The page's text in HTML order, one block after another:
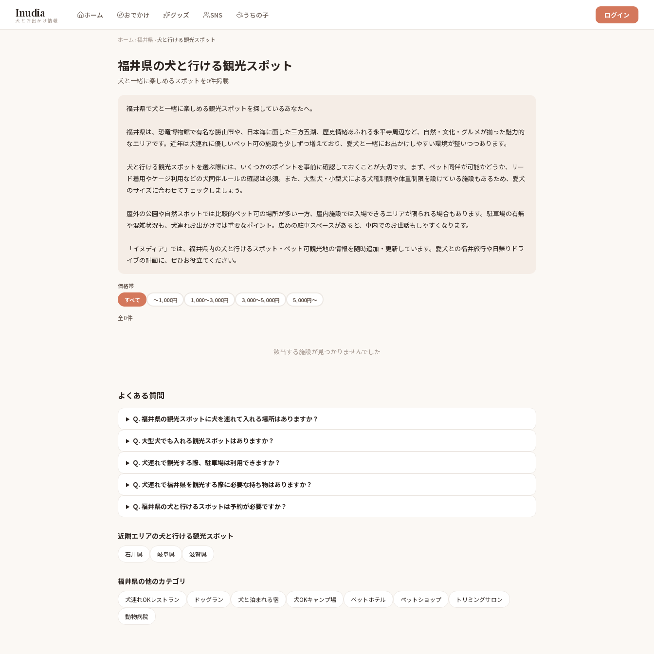
Inudia
犬とお出かけ情報
ホーム おでかけ グッズ SNS うちの子 ログイン
ホーム ›福井県›犬と行ける観光スポット
福井県の犬と行ける観光スポット
犬と一緒に楽しめるスポット を0件掲載
福井県で犬と一緒に楽しめる観光スポットを探しているあなたへ。
福井県は、恐竜博物館で有名な勝山市や、日本海に面した三方五湖、歴史情緒あふれる永平寺周辺など、自然・文化・グルメが揃った魅力的
なエリアです。近年は犬連れに優しいペット可の施設も少しずつ増えており、愛犬と一緒にお出かけしやすい環境が整いつつあります。
犬と行ける観光スポットを選ぶ際には、いくつかのポイントを事前に確認しておくことが大切です。まず、ペット同伴が可能かどうか、リー
ド着用やケージ利用などの犬同伴ルールの確認は必須。また、大型犬・小型犬による犬種制限や体重制限を設けている施設もあるため、愛犬
のサイズに合わせてチェックしましょう。
屋外の公園や自然スポットでは比較的ペット可の場所が多い一方、屋内施設では入場できるエリアが限られる場合もあります。駐車場の有無
や混雑状況も、犬連れお出かけでは重要なポイント。広めの駐車スペースがあると、車内でのお世話もしやすくなります。
「イヌディア」では、福井県内の犬と行けるスポット・ペット可観光地の情報を随時追加・更新しています。愛犬との福井旅行や日帰りドラ
イブの計画に、ぜひお役立てください。
価格帯
すべて
〜1,000円 1,000〜3,000円 3,000〜5,000円 5,000円〜
全0件
該当する施設が見つかりませんでした
よくある質問
Q. 福井県の観光スポットに犬を連れて入れる場所はありますか？
Q. 大型犬でも入れる観光スポットはありますか？
Q. 犬連れで観光する際、駐車場は利用できますか？
Q. 犬連れで福井県を観光する際に必要な持ち物はありますか？
Q. 福井県の犬と行けるスポットは予約が必要ですか？
近隣エリアの犬と行ける観光スポット
石川県 岐阜県 滋賀県
福井県の他のカテゴリ
犬連れOKレストラン ドッグラン 犬と泊まれる宿 犬OKキャンプ場 ペットホテル ペットショップ トリミングサロン
動物病院